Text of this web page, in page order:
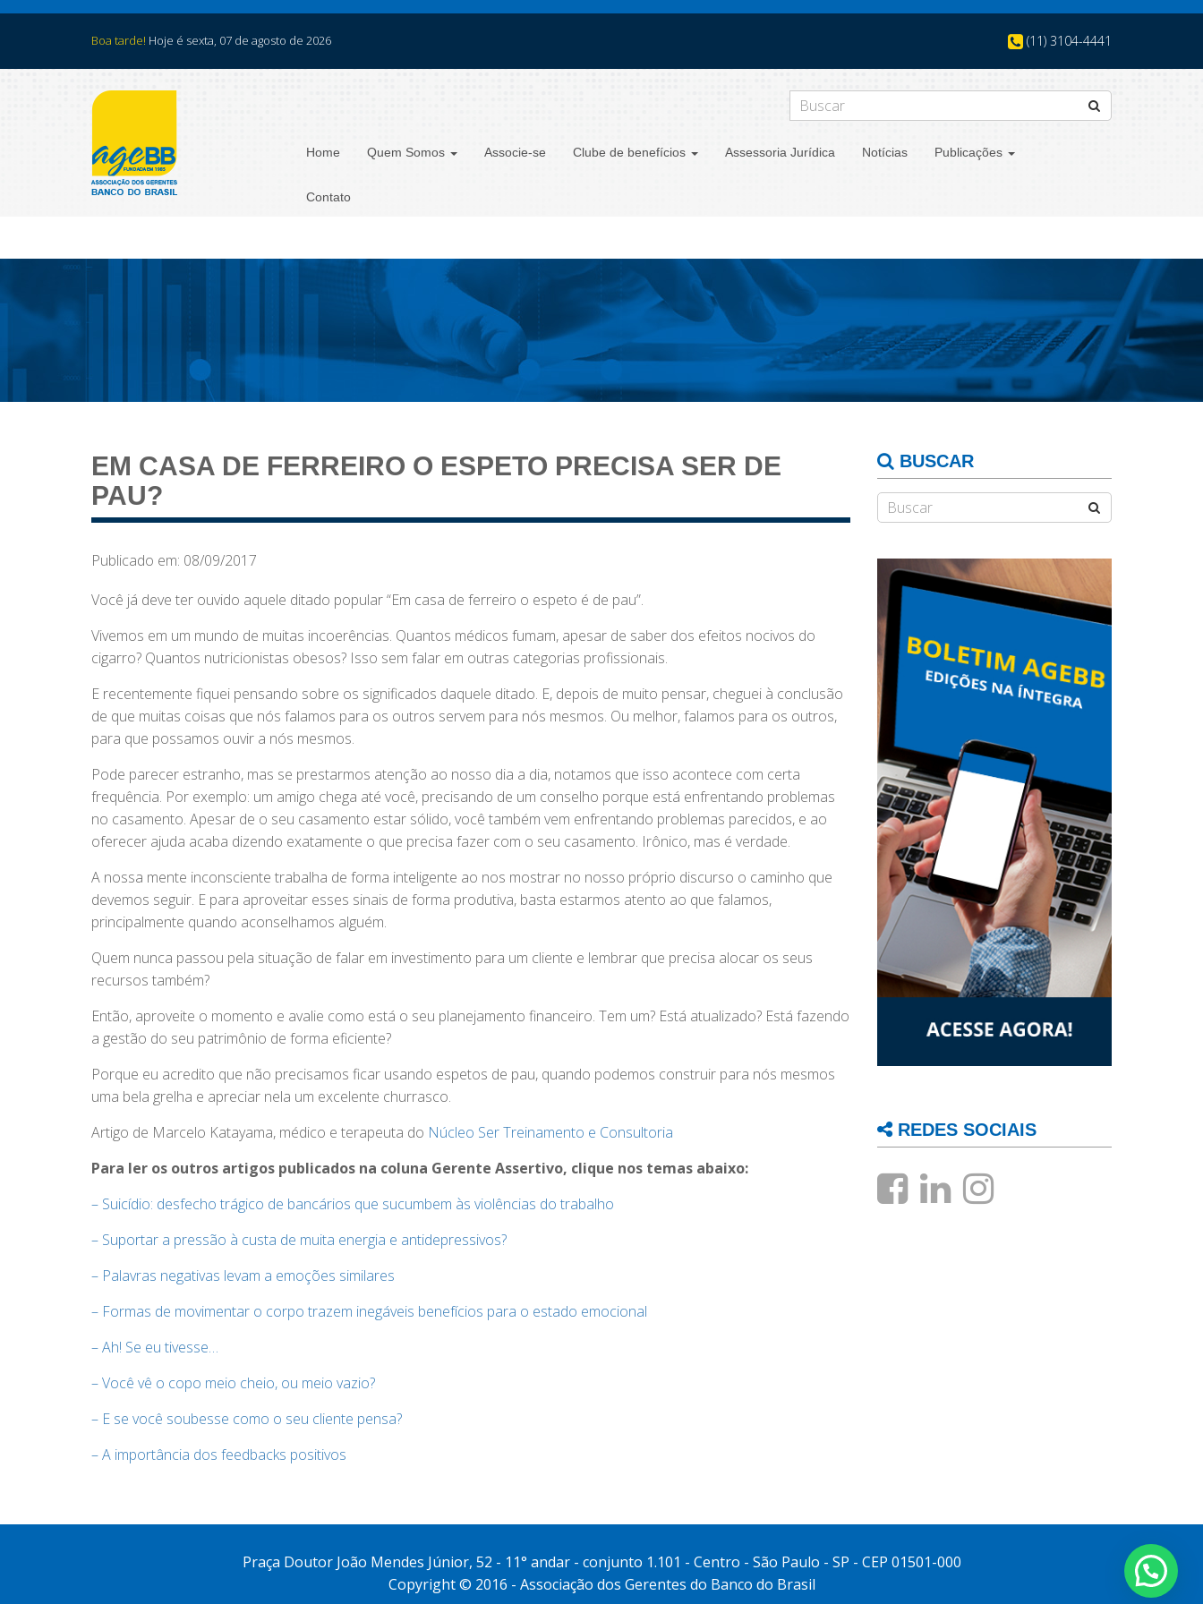
Boa tarde! Hoje é sexta, 07 de agosto de 2026 (11) 3104-4441
Home Quem Somos Associe-se Clube de benefícios Assessoria Jurídica Notícias Publicações
Contato
EM CASA DE FERREIRO O ESPETO PRECISA SER DE
PAU?
Publicado em: 08/09/2017
Você já deve ter ouvido aquele ditado popular “Em casa de ferreiro o espeto é de pau”.
Vivemos em um mundo de muitas incoerências. Quantos médicos fumam, apesar de saber dos efeitos nocivos do
cigarro? Quantos nutricionistas obesos? Isso sem falar em outras categorias profissionais.
E recentemente fiquei pensando sobre os significados daquele ditado. E, depois de muito pensar, cheguei à conclusão
de que muitas coisas que nós falamos para os outros servem para nós mesmos. Ou melhor, falamos para os outros,
para que possamos ouvir a nós mesmos.
Pode parecer estranho, mas se prestarmos atenção ao nosso dia a dia, notamos que isso acontece com certa
frequência. Por exemplo: um amigo chega até você, precisando de um conselho porque está enfrentando problemas
no casamento. Apesar de o seu casamento estar sólido, você também vem enfrentando problemas parecidos, e ao
oferecer ajuda acaba dizendo exatamente o que precisa fazer com o seu casamento. Irônico, mas é verdade.
A nossa mente inconsciente trabalha de forma inteligente ao nos mostrar no nosso próprio discurso o caminho que
devemos seguir. E para aproveitar esses sinais de forma produtiva, basta estarmos atento ao que falamos,
principalmente quando aconselhamos alguém.
Quem nunca passou pela situação de falar em investimento para um cliente e lembrar que precisa alocar os seus
recursos também?
Então, aproveite o momento e avalie como está o seu planejamento financeiro. Tem um? Está atualizado? Está fazendo
a gestão do seu patrimônio de forma eficiente?
Porque eu acredito que não precisamos ficar usando espetos de pau, quando podemos construir para nós mesmos
uma bela grelha e apreciar nela um excelente churrasco.
Artigo de Marcelo Katayama, médico e terapeuta do Núcleo Ser Treinamento e Consultoria
Para ler os outros artigos publicados na coluna Gerente Assertivo, clique nos temas abaixo:
– Suicídio: desfecho trágico de bancários que sucumbem às violências do trabalho
– Suportar a pressão à custa de muita energia e antidepressivos?
– Palavras negativas levam a emoções similares
– Formas de movimentar o corpo trazem inegáveis benefícios para o estado emocional
– Ah! Se eu tivesse…
– Você vê o copo meio cheio, ou meio vazio?
– E se você soubesse como o seu cliente pensa?
– A importância dos feedbacks positivos
BUSCAR
REDES SOCIAIS
Praça Doutor João Mendes Júnior, 52 - 11° andar - conjunto 1.101 - Centro - São Paulo - SP - CEP 01501-000
Copyright © 2016 - Associação dos Gerentes do Banco do Brasil